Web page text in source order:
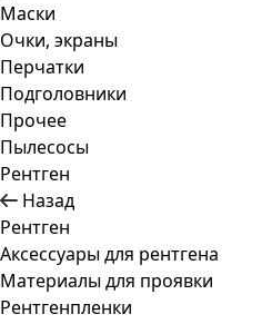
Маски
Очки, экраны
Перчатки
Подголовники
Прочее
Пылесосы
Рентген
Назад
Рентген
Аксессуары для рентгена
Материалы для проявки
Рентгенпленки